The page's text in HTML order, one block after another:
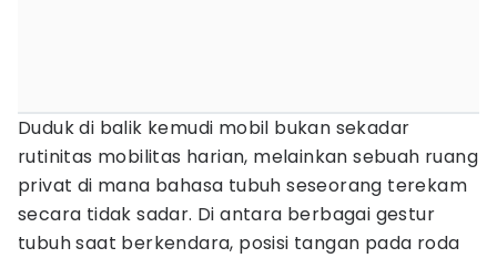
Duduk di balik kemudi mobil bukan sekadar
rutinitas mobilitas harian, melainkan sebuah ruang
privat di mana bahasa tubuh seseorang terekam
secara tidak sadar. Di antara berbagai gestur
tubuh saat berkendara, posisi tangan pada roda